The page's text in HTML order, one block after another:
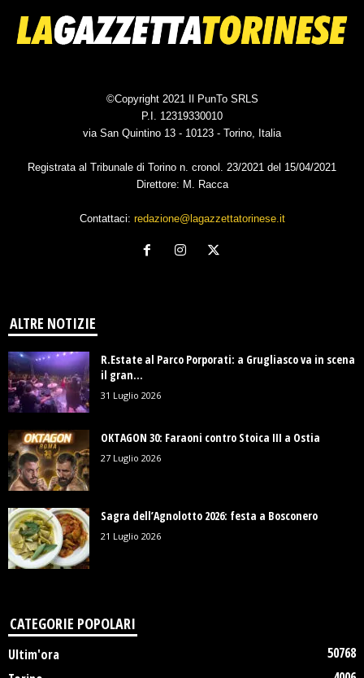
©Copyright 2021 Il PunTo SRLS
P.I. 12319330010
via San Quintino 13 - 10123 - Torino, Italia
Registrata al Tribunale di Torino n. cronol. 23/2021 del 15/04/2021
Direttore: M. Racca
Contattaci: redazione@lagazzettatorinese.it
ALTRE NOTIZIE
R.Estate al Parco Porporati: a Grugliasco va in scena
il gran...
31 Luglio 2026
OKTAGON 30: Faraoni contro Stoica III a Ostia
27 Luglio 2026
Sagra dell’Agnolotto 2026: festa a Bosconero
21 Luglio 2026
CATEGORIE POPOLARI
Ultim'ora
50768